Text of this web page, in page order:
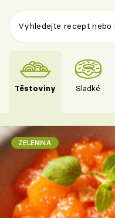
Těstoviny Sladké
ZELENINA